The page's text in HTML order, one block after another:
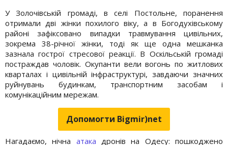
У Золочівській громаді, в селі Постольне, поранення
отримали дві жінки похилого віку, а в Богодухівському
районі зафіксовано випадки травмування цивільних,
зокрема 38-річної жінки, тоді як ще одна мешканка
зазнала гострої стресової реакції. В Оскільській громаді
постраждав чоловік. Окупанти вели вогонь по житлових
кварталах і цивільній інфраструктурі, завдаючи значних
руйнувань будинкам, транспортним засобам і
комунікаційним мережам.
Допомогти Bigmir)net
Нагадаємо, нічна атака дронів на Одесу: пошкоджено